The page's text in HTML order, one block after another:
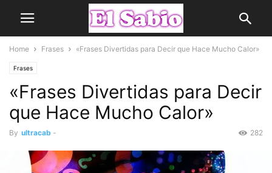
Home Frases «Frases Divertidas para Decir que Hace Mucho Calor»
Frases
«Frases Divertidas para Decir
que Hace Mucho Calor»
By ultracab - 282